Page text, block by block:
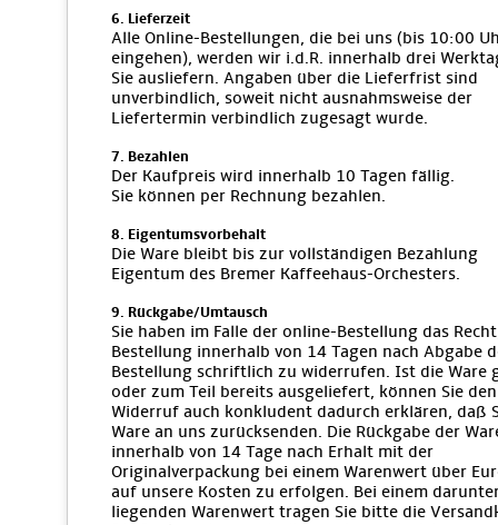
6. Lieferzeit
Alle Online-Bestellungen, die bei uns (bis 10:00
eingehen), werden wir i.d.R. innerhalb drei
Sie ausliefern. Angaben über die Lieferfrist sind
unverbindlich, soweit nicht ausnahmsweise der
Liefertermin verbindlich zugesagt wurde.
7. Bezahlen
Der Kaufpreis wird innerhalb 10 Tagen fällig.
Sie können per Rechnung bezahlen.
8. Eigentumsvorbehalt
Die Ware bleibt bis zur vollständigen Bezahlung
Eigentum des Bremer Kaffeehaus-Orchesters.
9. Rückgabe/Umtausch
Sie haben im Falle der online-Bestellung das
Bestellung innerhalb von 14 Tagen nach Abgabe
Bestellung schriftlich zu widerrufen. Ist die Ware
oder zum Teil bereits ausgeliefert, können Sie den
Widerruf auch konkludent dadurch erklären, daß
Ware an uns zurücksenden. Die Rückgabe der
innerhalb von 14 Tage nach Erhalt mit der
Originalverpackung bei einem Warenwert über
auf unsere Kosten zu erfolgen. Bei einem
liegenden Warenwert tragen Sie bitte die